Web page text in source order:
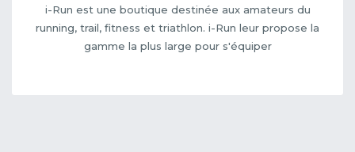
i-Run est une boutique destinée aux amateurs du
running, trail, fitness et triathlon. i-Run leur propose la
gamme la plus large pour s'équiper